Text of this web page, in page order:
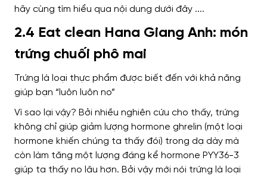
2.4 Eat clean Hana Giang Anh: món
trứng chuối phô mai
Trứng là loại thực phẩm được biết đến với khả năng
giúp bạn “luôn luôn no”
Vì sao lại vậy? Bởi nhiều nghiên cứu cho thấy, trứng
không chỉ giúp giảm lượng hormone ghrelin (một loại
hormone khiến chúng ta thấy đói) trong dạ dày mà
còn làm tăng một lượng đáng kể hormone PYY36-3
giúp ta thấy no lâu hơn. Bởi vậy mới nói trứng là loại